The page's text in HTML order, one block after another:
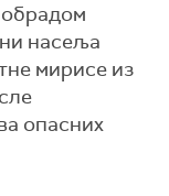
обрадом
насеља
мирисе из
опасних